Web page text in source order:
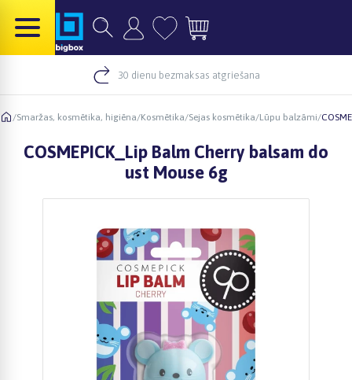
30 dienu bezmaksas atgriešana
/Smaržas, kosmētika, higiēna/Kosmētika/Sejas kosmētika/Lūpu balzāmi/
COSMEPICK_Lip Balm Cherry balsam do
ust Mouse 6g